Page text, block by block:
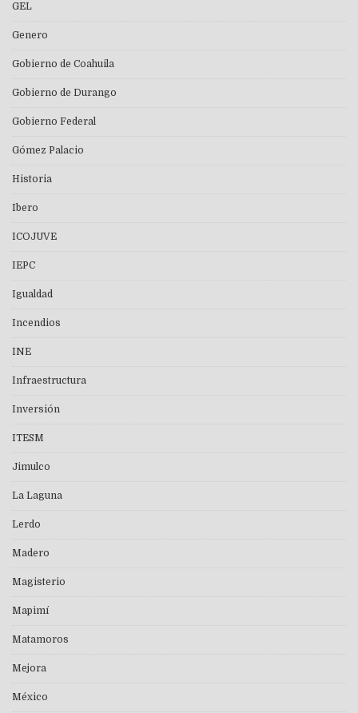
GEL
Genero
Gobierno de Coahuila
Gobierno de Durango
Gobierno Federal
Gómez Palacio
Historia
Ibero
ICOJUVE
IEPC
Igualdad
Incendios
INE
Infraestructura
Inversión
ITESM
Jimulco
La Laguna
Lerdo
Madero
Magisterio
Mapimí
Matamoros
Mejora
México